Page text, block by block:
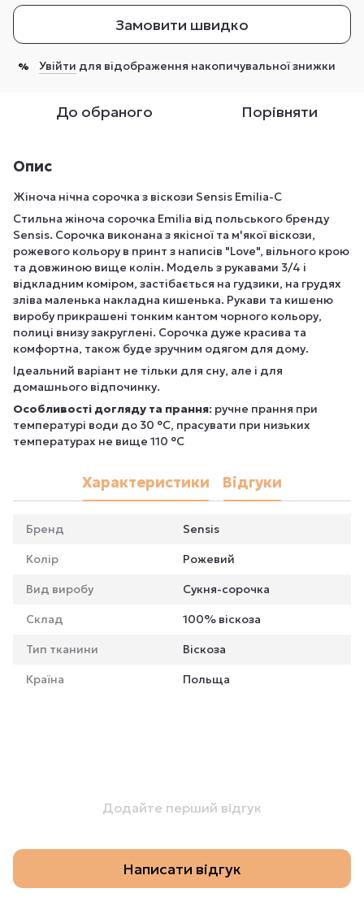
Замовити швидко
% Увійти для відображення накопичувальної знижки
До обраного Порівняти
Опис
Жіноча нічна сорочка з віскози Sensis Emilia-С
Стильна жіноча сорочка Emilia від польського бренду
Sensis. Сорочка виконана з якісної та м'якої віскози,
рожевого кольору в принт з написів "Love", вільного крою
та довжиною вище колін. Модель з рукавами 3/4 і
відкладним коміром, застібається на гудзики, на грудях
зліва маленька накладна кишенька. Рукави та кишеню
виробу прикрашені тонким кантом чорного кольору,
полиці внизу закруглені. Сорочка дуже красива та
комфортна, також буде зручним одягом для дому.
Ідеальний варіант не тільки для сну, але і для
домашнього відпочинку.
Особливості догляду та прання: ручне прання при
температурі води до 30 °C, прасувати при низьких
температурах не вище 110 °C
Характеристики Відгуки
Бренд Sensis
Колір Рожевий
Вид виробу Сукня-сорочка
Склад 100% віскоза
Тип тканини Віскоза
Країна Польща
Додайте перший відгук
Написати відгук